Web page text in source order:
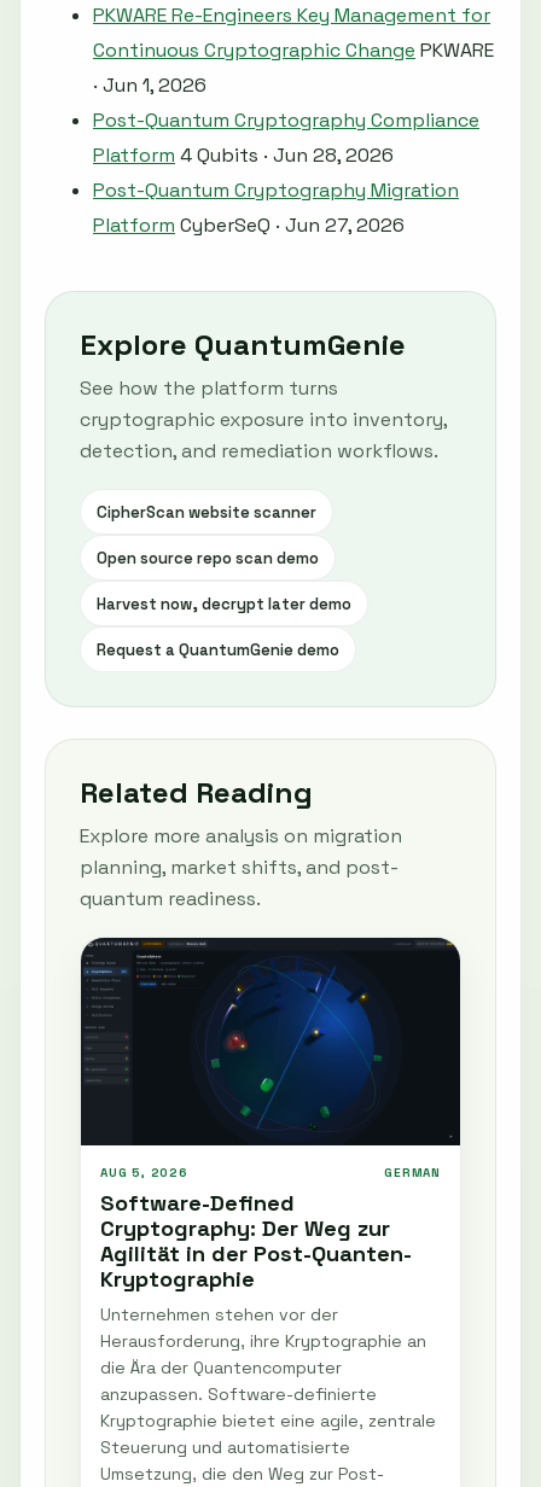
PKWARE Re-Engineers Key Management for
Continuous Cryptographic Change PKWARE
· Jun 1, 2026
Post-Quantum Cryptography Compliance
Platform 4 Qubits · Jun 28, 2026
Post-Quantum Cryptography Migration
Platform CyberSeQ · Jun 27, 2026
Explore QuantumGenie
See how the platform turns
cryptographic exposure into inventory,
detection, and remediation workflows.
CipherScan website scanner
Open source repo scan demo
Harvest now, decrypt later demo
Request a QuantumGenie demo
Related Reading
Explore more analysis on migration
planning, market shifts, and post-
quantum readiness.
AUG 5, 2026 GERMAN
Software-Defined
Cryptography: Der Weg zur
Agilität in der Post-Quanten-
Kryptographie
Unternehmen stehen vor der
Herausforderung, ihre Kryptographie an
die Ära der Quantencomputer
anzupassen. Software-definierte
Kryptographie bietet eine agile, zentrale
Steuerung und automatisierte
Umsetzung, die den Weg zur Post-